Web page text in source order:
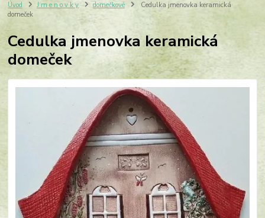
Úvod J m e n o v k y domečkové
Cedulka jmenovka keramická
domeček
Cedulka jmenovka keramická
domeček